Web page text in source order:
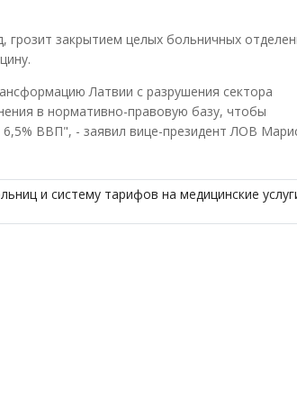
закрытием целых больничных
Латвии с разрушения сектора
в нормативно-правовую базу, чтобы
6,5% ВВП", - заявил вице-президент ЛОВ
и систему тарифов на медицинские